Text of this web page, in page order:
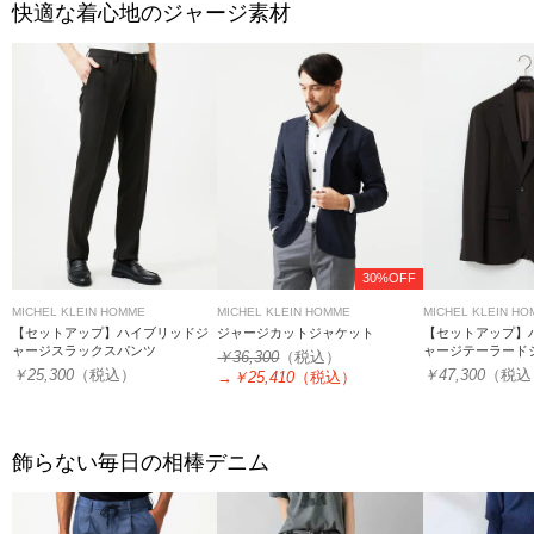
快適な着心地のジャージ素材
MICHEL KLEIN HOMME
【セットアップ】ハイブリッドジ
ャージスラックスパンツ
￥25,300 （税込）
30%OFF
MICHEL KLEIN HOMME
ジャージカットジャケット
￥36,300（税込）
→ ￥25,410 （税込）
MICHEL KLEIN
【セットアップ
ャージテーラード
￥47,300（税
飾らない毎日の相棒デニム